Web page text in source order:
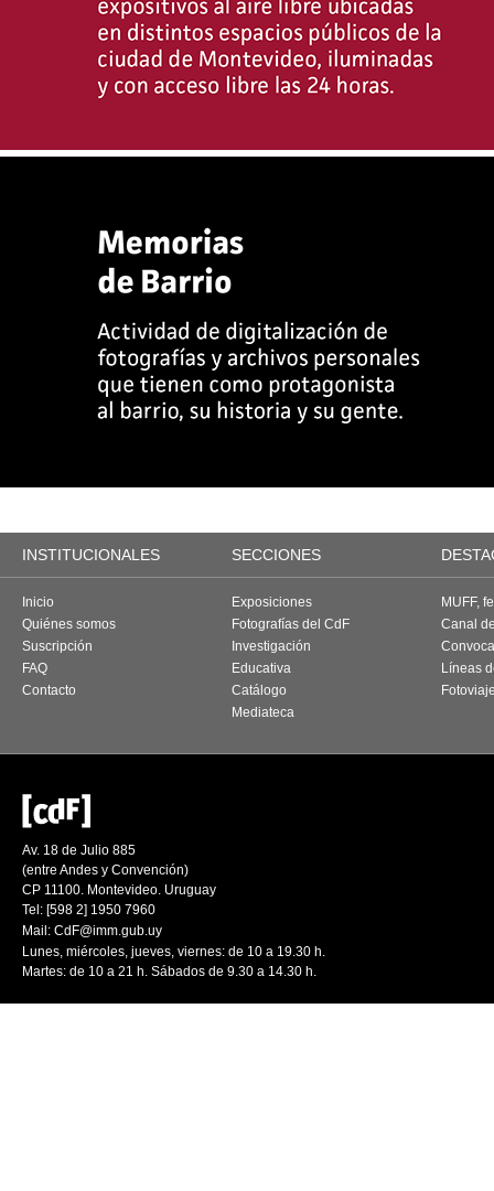
INSTITUCIONALES SECCIONES
Inicio
Quiénes somos
Suscripción
FAQ
Contacto
Exposiciones
Fotografías del CdF
Investigación
Educativa
Catálogo
Mediateca
MUFF,
Canal
Líneas
Av. 18 de Julio 885
(entre Andes y Convención)
CP 11100. Montevideo. Uruguay
Tel: [598 2] 1950 7960
Mail: CdF@imm.gub.uy
Lunes, miércoles, jueves, viernes: de 10 a 19.30 h.
Martes: de 10 a 21 h. Sábados de 9.30 a 14.30 h.